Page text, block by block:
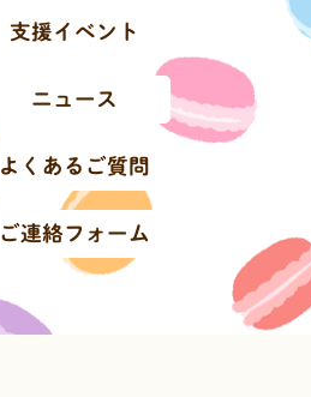
支援イベント
ニュース
よくあるご質問
ご連絡フォーム